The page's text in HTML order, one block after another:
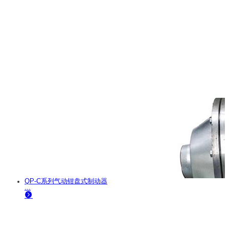
QP-C系列气动钳盘式制动器
...